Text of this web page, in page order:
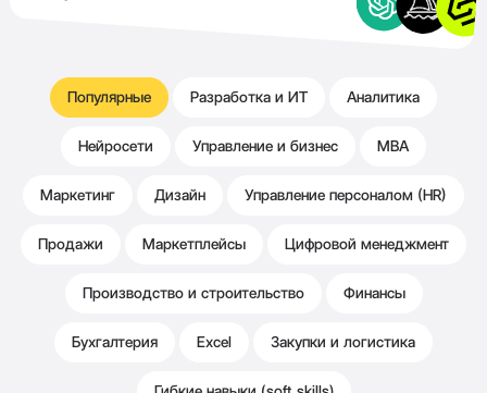
Популярные Разработка и ИТ Аналитика
Нейросети Управление и бизнес MBA
Маркетинг Дизайн Управление персоналом (HR)
Продажи Маркетплейсы Цифровой менеджмент
Производство и строительство Финансы
Бухгалтерия Excel Закупки и логистика